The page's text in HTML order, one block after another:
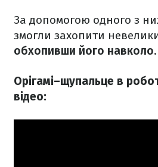
За допомогою одного з
змогли захопити
обхопивши його навколо.
Орігамі–щупальце в
відео: